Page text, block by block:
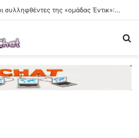
Ποιοι είναι οι 2 νέοι συλληφθέντες της «ομάδας Έντικ»: Το «πίτμπουλ», το «μπουλντόγκ», οι εκβιασμοί